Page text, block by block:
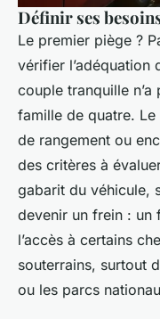
Définir ses
Le premier piège ?
vérifier l’adéquation
couple tranquille n’a
famille de quatre. Le
de rangement ou
des critères à
gabarit du véhicule,
devenir un frein : un
l’accès à certains
souterrains, surtout
ou les parcs